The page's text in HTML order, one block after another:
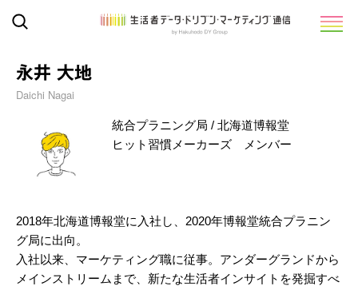
永井 大地
Daichi Nagai
統合プラニング局 / 北海道博報堂
ヒット習慣メーカーズ メンバー
2018年北海道博報堂に入社し、2020年博報堂統合プラニン
グ局に出向。
入社以来、マーケティング職に従事。アンダーグランドから
メインストリームまで、新たな生活者インサイトを発掘すべ